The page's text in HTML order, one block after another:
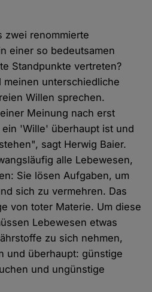
zwei renommierte
einer so bedeutsamen
Standpunkte vertreten?
unterschiedliche
Willen sprechen.
Meinung nach erst
'Wille' überhaupt ist und
sagt Herwig Baier.
alle Lebewesen,
Sie lösen Aufgaben, um
sich zu vermehren. Das
von toter Materie. Um diese
Lebewesen etwas
zu sich nehmen,
und überhaupt: günstige
und ungünstige